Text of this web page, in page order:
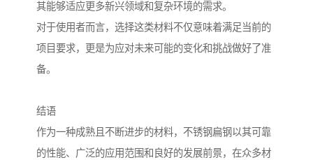
其能够适应更多新兴领域和复杂环境的需求。
对于使用者而言，选择这类材料不仅意味着满足当前的
项目要求，更是为应对未来可能的变化和挑战做好了准
备。
结语
作为一种成熟且不断进步的材料，不锈钢扁钢以其可靠
的性能、广泛的应用范围和良好的发展前景，在众多材